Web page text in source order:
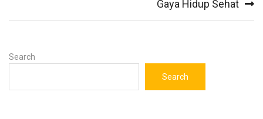
Gaya Hidup Sehat
Search
Search